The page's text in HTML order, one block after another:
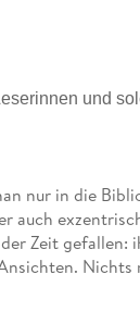
und
nur in die
auch
Zeit gefallen: